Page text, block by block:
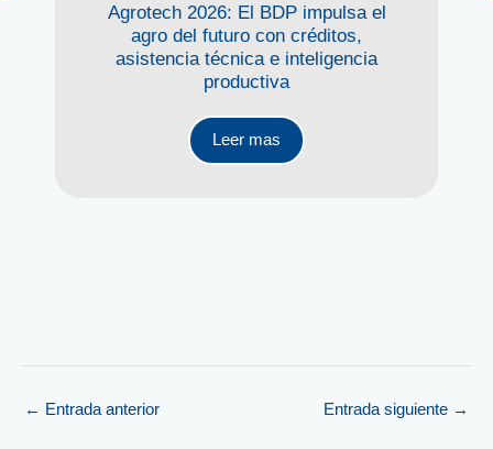
Agrotech 2026: El BDP impulsa el
agro del futuro con créditos,
asistencia técnica e inteligencia
productiva
Leer mas
← Entrada anterior Entrada siguiente →